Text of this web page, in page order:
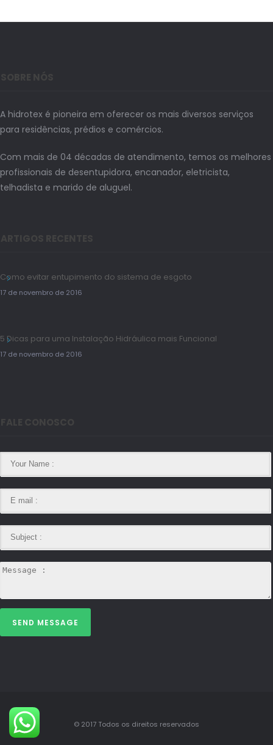
A hidrotex é pioneira em oferecer os mais diversos serviços
para residências, prédios e comércios.
Com mais de 04 décadas de atendimento, temos os melhores
profissionais de desentupidora, encanador, eletricista,
telhadista e marido de aluguel.
Como evitar entupimento do sistema de esgoto
17 de novembro de 2016
5 Dicas para uma Instalação Hidráulica mais Funcional
17 de novembro de 2016
SEND MESSAGE
© 2017 Todos os direitos reservados